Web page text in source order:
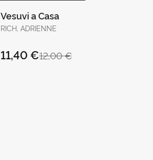
Vesuvi a Casa
RICH, ADRIENNE
12,00 €
11,40 €